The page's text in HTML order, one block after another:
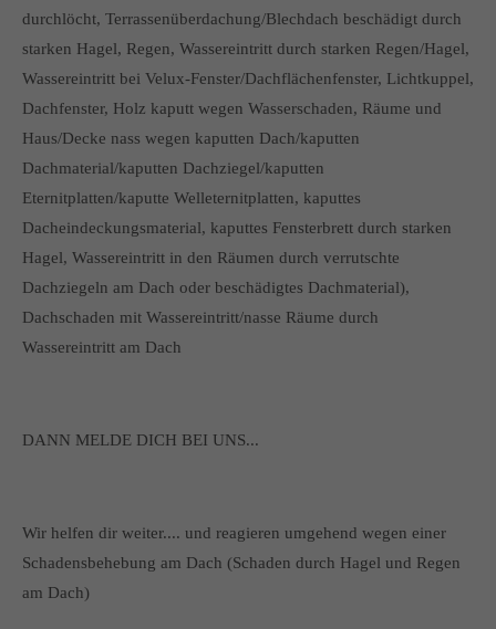
durchlöcht, Terrassenüberdachung/Blechdach beschädigt durch
starken Hagel, Regen, Wassereintritt durch starken Regen/Hagel,
Wassereintritt bei Velux-Fenster/Dachflächenfenster, Lichtkuppel,
Dachfenster, Holz kaputt wegen Wasserschaden, Räume und
Haus/Decke nass wegen kaputten Dach/kaputten
Dachmaterial/kaputten Dachziegel/kaputten
Eternitplatten/kaputte Welleternitplatten, kaputtes
Dacheindeckungsmaterial, kaputtes Fensterbrett durch starken
Hagel, Wassereintritt in den Räumen durch verrutschte
Dachziegeln am Dach oder beschädigtes Dachmaterial),
Dachschaden mit Wassereintritt/nasse Räume durch
Wassereintritt am Dach
DANN MELDE DICH BEI UNS...
Wir helfen dir weiter.... und reagieren umgehend wegen einer
Schadensbehebung am Dach (Schaden durch Hagel und Regen
am Dach)